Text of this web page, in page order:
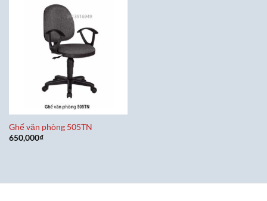
Ghế văn phòng 505TN
650,000₫